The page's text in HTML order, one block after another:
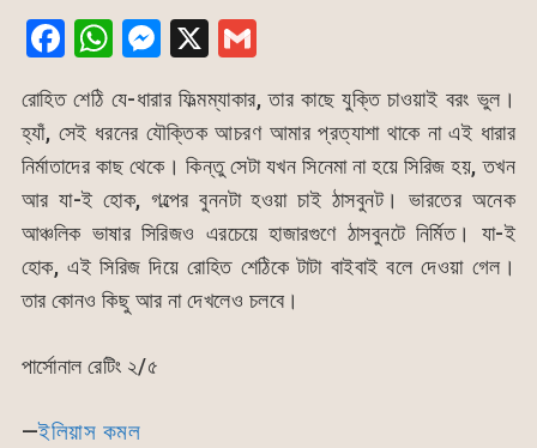
F
c
e
b
o
o
k
W
at
s
A
p
p
M
s
s
e
n
g
er
X G
ai
l
রোহিত শেঠি যে-ধারার ফিল্মম্যাকার, তার কাছে যুক্তি চাওয়াই বরং ভুল।
হ্যাঁ, সেই ধরনের যৌক্তিক আচরণ আমার প্রত্যাশা থাকে না এই ধারার
নির্মাতাদের কাছ থেকে। কিন্তু সেটা যখন সিনেমা না হয়ে সিরিজ হয়, তখন
আর যা-ই হোক, গল্পের বুননটা হওয়া চাই ঠাসবুনট। ভারতের অনেক
আঞ্চলিক ভাষার সিরিজও এরচেয়ে হাজারগুণে ঠাসবুনটে নির্মিত। যা-ই
হোক, এই সিরিজ দিয়ে রোহিত শেঠিকে টাটা বাইবাই বলে দেওয়া গেল।
তার কোনও কিছু আর না দেখলেও চলবে।
পার্সোনাল রেটিং ২/৫
—ইলিয়াস কমল